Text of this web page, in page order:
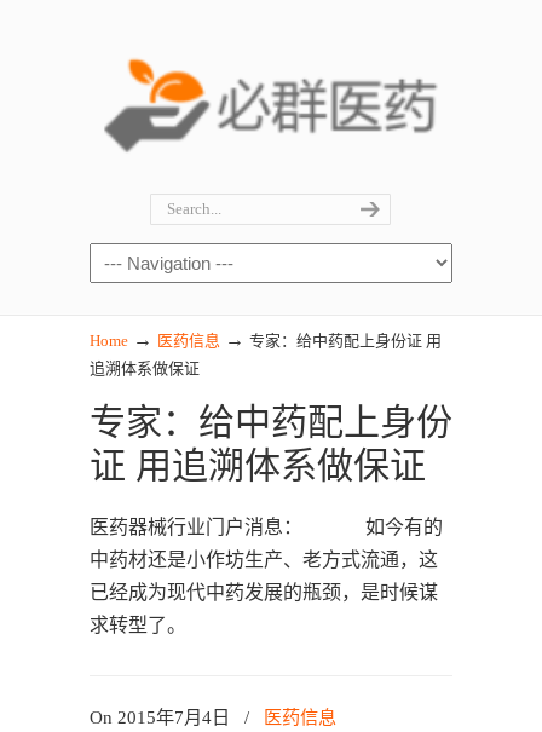
Home → 医药信息 → 专家：给中药配上身份证 用
追溯体系做保证
专家：给中药配上身份
证 用追溯体系做保证
医药器械行业门户消息： 如今有的
中药材还是小作坊生产、老方式流通，这
已经成为现代中药发展的瓶颈，是时候谋
求转型了。
On 2015年7月4日 / 医药信息